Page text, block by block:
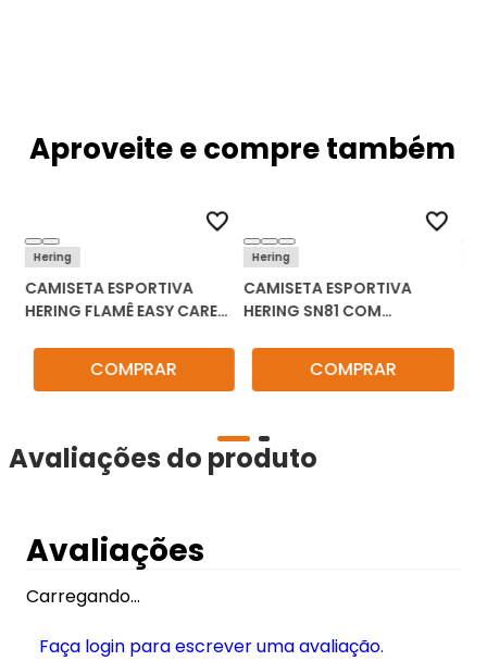
Aproveite e compre também
Hering
CAMISETA ESPORTIVA
HERING FLAMÊ EASY CARE
COMPRAR
Hering
CAMISETA ESPORTIVA
HERING SN81 COM
COMPRAR
Avaliações do produto
Avaliações
Carregando…
Faça login para escrever uma avaliação.